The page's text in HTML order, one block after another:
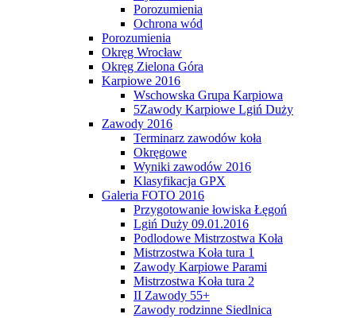
Porozumienia
Ochrona wód
Porozumienia
Okręg Wrocław
Okręg Zielona Góra
Karpiowe 2016
Wschowska Grupa Karpiowa
5Zawody Karpiowe Lgiń Duży
Zawody 2016
Terminarz zawodów koła
Okręgowe
Wyniki zawodów 2016
Klasyfikacja GPX
Galeria FOTO 2016
Przygotowanie łowiska Łęgoń
Lgiń Duży 09.01.2016
Podlodowe Mistrzostwa Koła
Mistrzostwa Koła tura 1
Zawody Karpiowe Parami
Mistrzostwa Koła tura 2
II Zawody 55+
Zawody rodzinne Siedlnica